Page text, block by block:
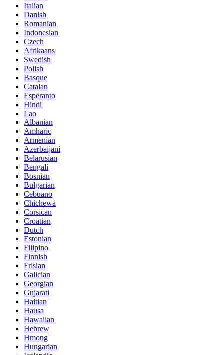
Italian
Danish
Romanian
Indonesian
Czech
Afrikaans
Swedish
Polish
Basque
Catalan
Esperanto
Hindi
Lao
Albanian
Amharic
Armenian
Azerbaijani
Belarusian
Bengali
Bosnian
Bulgarian
Cebuano
Chichewa
Corsican
Croatian
Dutch
Estonian
Filipino
Finnish
Frisian
Galician
Georgian
Gujarati
Haitian
Hausa
Hawaiian
Hebrew
Hmong
Hungarian